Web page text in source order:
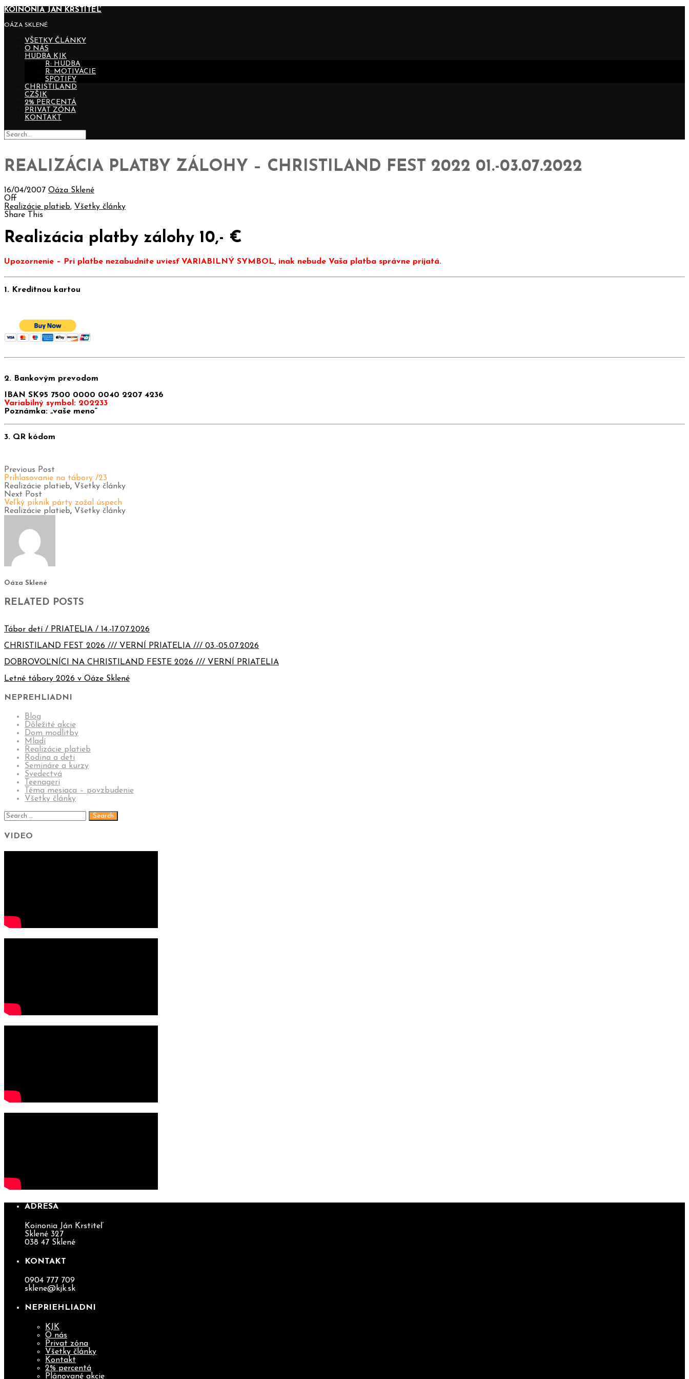
KOINONIA JÁN KRSTITEĽ
OÁZA SKLENÉ
VŠETKY ČLÁNKY
O NÁS
HUDBA KJK
R: HUDBA
R: MOTIVÁCIE
SPOTIFY
CHRISTILAND
CZŠJK
2% PERCENTÁ
PRIVAT ZÓNA
KONTAKT
REALIZÁCIA PLATBY ZÁLOHY – CHRISTILAND FEST 2022 01.-03.07.2022
16/04/2007 Oáza Sklené
Off
Realizácie platieb, Všetky články
Share This
Realizácia platby zálohy 10,- €
Upozornenie – Pri platbe nezabudnite uviesť VARIABILNÝ SYMBOL, inak nebude Vaša platba správne prijatá.
1. Kreditnou kartou
2. Bankovým prevodom
IBAN SK95 7500 0000 0040 2207 4236
Variabilný symbol: 202233
Poznámka: „vaše meno“
3. QR kódom
Previous Post
Prihlasovanie na tábory /23
Realizácie platieb, Všetky články
Next Post
Veľký piknik párty zožal úspech
Realizácie platieb, Všetky články
Oáza Sklené
RELATED POSTS
Tábor detí / PRIATELIA / 14.-17.07.2026
CHRISTILAND FEST 2026 /// VERNÍ PRIATELIA /// 03.-05.07.2026
DOBROVOĽNÍCI NA CHRISTILAND FESTE 2026 /// VERNÍ PRIATELIA
Letné tábory 2026 v Oáze Sklené
NEPREHLIADNI
Blog
Dôležité akcie
Dom modlitby
Mladí
Realizácie platieb
Rodina a deti
Semináre a kurzy
Svedectvá
Teenageri
Téma mesiaca – povzbudenie
Všetky články
VIDEO
ADRESA
Koinonia Ján Krstiteľ
Sklené 327
038 47 Sklené
KONTAKT
0904 777 709
sklene@kjk.sk
NEPRIEHLIADNI
KJK
O nás
Privat zóna
Všetky články
Kontakt
2% percentá
Plánované akcie